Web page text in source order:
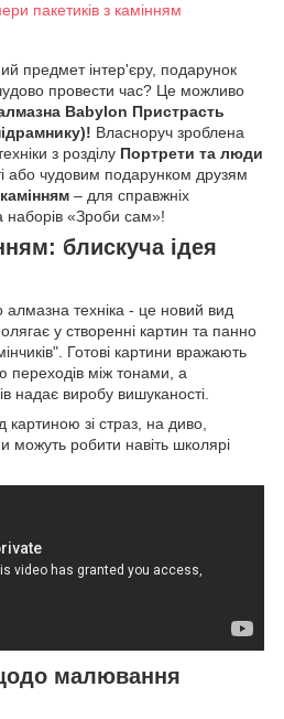
пакетиків з камінням
предмет інтер'єру, подарунок
провести час? Це можливо
Babylon Пристрасть
Власноруч зроблена
з розділу Портрети та люди
або чудовим подарунком друзям
– для справжніх
наборів «Зроби сам»!
блискуча ідея
техніка - це новий вид
у створенні картин та панно
Готові картини вражають
переходів між тонами, а
надає виробу вишуканості.
зі страз, на диво,
можуть робити навіть школярі
малювання